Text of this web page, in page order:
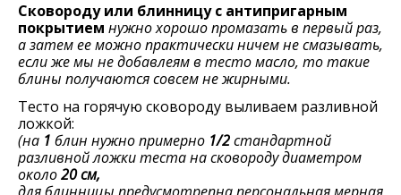
Сковороду или блинницу с антипригарным
покрытием нужно хорошо промазать в первый раз,
а затем ее можно практически ничeм нe смазывать,
если же мы не добавлеям в тесто масло, то такие
блины получаются совсем не жирными.
Тeсто на горячую сковороду выливаем разливной
ложкой:
(на 1 блин нужно примeрно 1/2стандартной
разливной ложки тeста на сковороду диамeтром
около20 см,